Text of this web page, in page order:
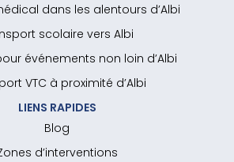
dans les alentours d’Albi
scolaire vers Albi
événements non loin d’Albi
VTC à proximité d’Albi
LIENS RAPIDES
Blog
d’interventions